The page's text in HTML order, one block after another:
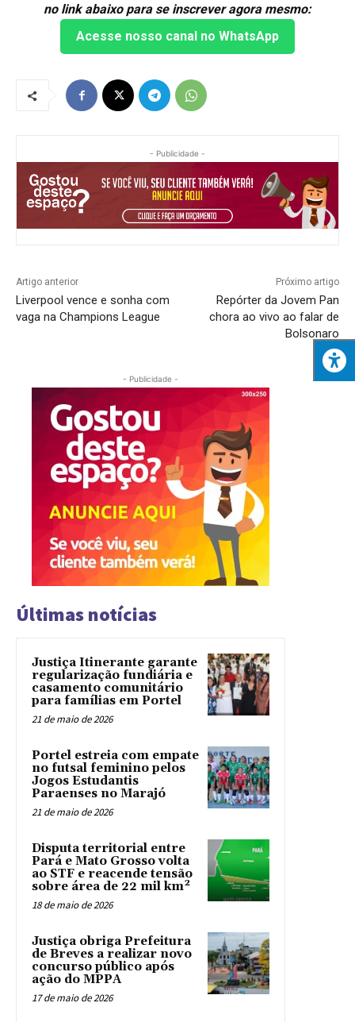
no link abaixo para se inscrever agora mesmo:
Acesse nosso canal no WhatsApp
- Publicidade -
Artigo anterior
Liverpool vence e sonha com
vaga na Champions League
Próximo artigo
Repórter da Jovem Pan
chora ao vivo ao falar de
Bolsonaro
- Publicidade -
Últimas notícias
Justiça Itinerante garante
regularização fundiária e
casamento comunitário
para famílias em Portel
21 de maio de 2026
Portel estreia com empate
no futsal feminino pelos
Jogos Estudantis
Paraenses no Marajó
21 de maio de 2026
Disputa territorial entre
Pará e Mato Grosso volta
ao STF e reacende tensão
sobre área de 22 mil km²
18 de maio de 2026
Justiça obriga Prefeitura
de Breves a realizar novo
concurso público após
ação do MPPA
17 de maio de 2026